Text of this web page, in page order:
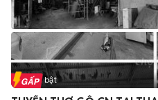
Tin nổi bật